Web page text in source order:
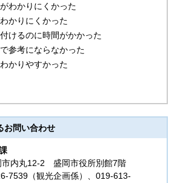
わかりにくかった
かりにくかった
けるのに時間がかかった
参考にならなかった
かりやすかった
お問い合わせ
内丸12-2 盛岡市役所別館7階
7539（観光企画係）、019-613-